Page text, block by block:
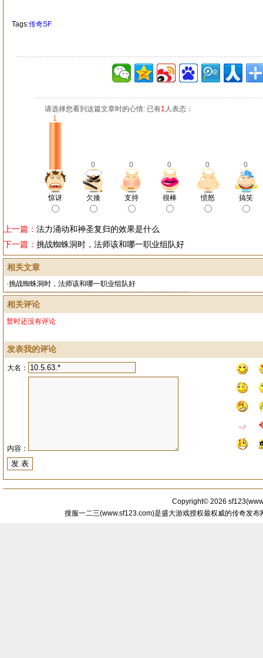
Tags:传奇SF
请选择您看到这篇文章时的心情: 已有1 人表态：
1
0 0 0 0 0
惊讶 欠揍 支持 很棒 愤怒 搞笑
上一篇： 法力涌动和神圣复归的效果是什么
下一篇： 挑战蜘蛛洞时，法师该和哪一职业组队好
相关文章
·挑战蜘蛛洞时，法师该和哪一职业组队好
相关评论
暂时还没有评论
发表我的评论
大名：
内容：
Copyright© 2026 sf123(
搜服一二三(www.sf123.com)是盛大游戏授权最权威的传奇发